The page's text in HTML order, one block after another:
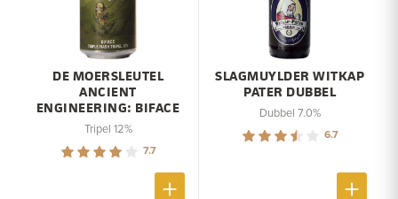
DE MOERSLEUTEL
ANCIENT
ENGINEERING: BIFACE
Tripel 12%
7.7
SLAGMUYLDER WITKAP
PATER DUBBEL
Dubbel 7.0%
6.7